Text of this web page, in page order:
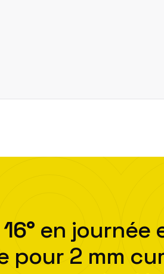
16°en journée
pour 2 mm